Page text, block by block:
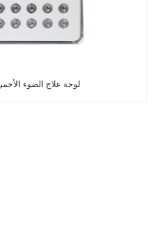
لوحة علاج الضوء الأحمر AL300